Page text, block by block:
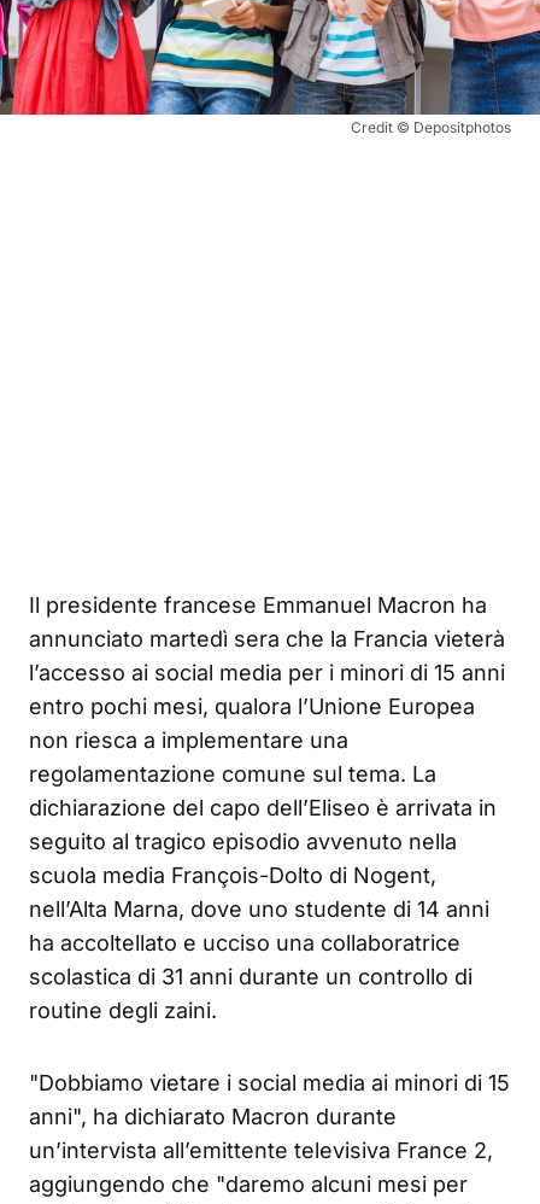
Credit © Depositphotos
Il presidente francese Emmanuel Macron ha
annunciato martedì sera che la Francia vieterà
l’accesso ai social media per i minori di 15 anni
entro pochi mesi, qualora l’Unione Europea
non riesca a implementare una
regolamentazione comune sul tema. La
dichiarazione del capo dell’Eliseo è arrivata in
seguito al tragico episodio avvenuto nella
scuola media François-Dolto di Nogent,
nell’Alta Marna, dove uno studente di 14 anni
ha accoltellato e ucciso una collaboratrice
scolastica di 31 anni durante un controllo di
routine degli zaini.
"Dobbiamo vietare i social media ai minori di 15
anni", ha dichiarato Macron durante
un’intervista all’emittente televisiva France 2,
aggiungendo che "daremo alcuni mesi per